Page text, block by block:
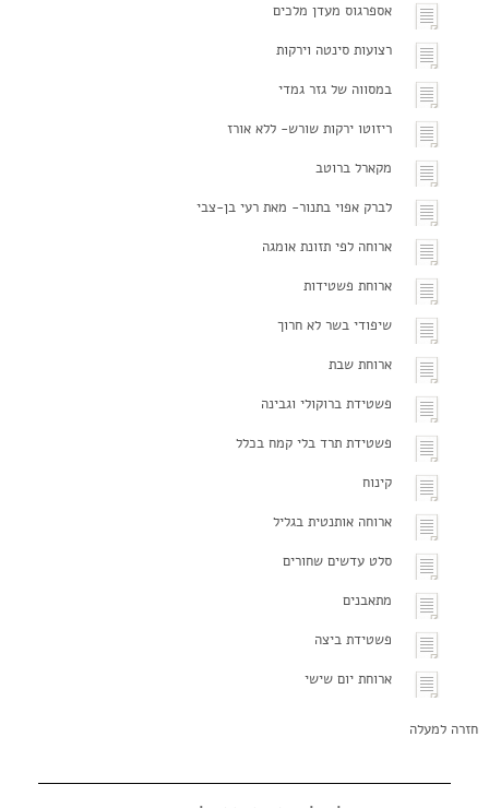
אספרגוס מעדן מלכים
רצועות סינטה וירקות
במסווה של גזר גמדי
ריזוטו ירקות שורש- ללא אורז
מקארל ברוטב
לברק אפוי בתנור- מאת רעי בן-צבי
ארוחה לפי תזונת אומגה
ארוחת פשטידות
שיפודי בשר לא חרוך
ארוחת שבת
פשטידת ברוקולי וגבינה
פשטידת תרד בלי קמח בכלל
קינוח
ארוחה אותנטית בגליל
סלט עדשים שחורים
מתאבנים
פשטידת ביצה
ארוחת יום שישי
חזרה למעלה